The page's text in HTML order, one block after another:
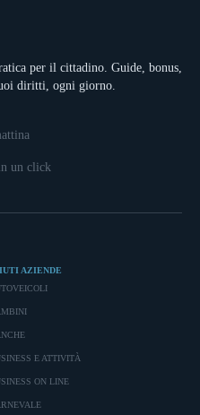
per il cittadino. Guide, bonus,
diritti, ogni giorno.
un click
AZIENDE
E ATTIVITÀ
ON LINE